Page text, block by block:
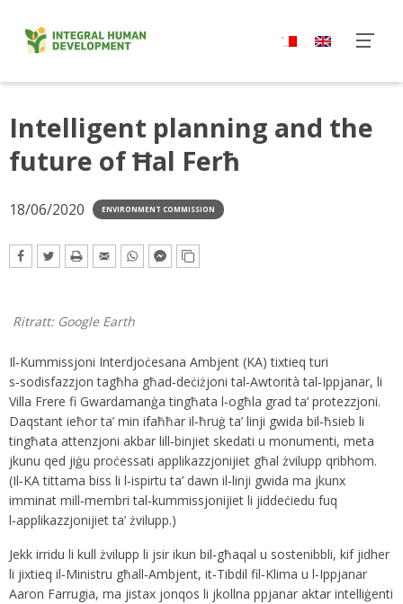
content
Intelligent planning and the
future of Ħal Ferħ
18/06/2020 ENVIRONMENT COMMISSION
Ritratt: Google Earth
Il‑Kummissjoni Interdjoċesana Ambjent (KA) tixtieq turi
s‑sodisfazzjon tagħha għad‑deċiżjoni tal‑Awtorità tal‑Ippjanar, li
Villa Frere fi Gwardamanġa tingħata l‑ogħla grad ta’ protezzjoni.
Daqstant ieħor ta’ min ifaħħar il‑ħruġ ta’ linji gwida bil‑ħsieb li
tingħata attenzjoni akbar lill‑binjiet skedati u monumenti, meta
jkunu qed jiġu proċessati applikazzjonijiet għal żvilupp qribhom.
(Il‑KA tittama biss li l‑ispirtu ta’ dawn il‑linji gwida ma jkunx
imminat mill‑membri tal‑kummissjonijiet li jiddeċiedu fuq
l‑applikazzjonijiet ta’ żvilupp.)
Jekk irridu li kull żvilupp li jsir ikun bil‑għaqal u sostenibbli, kif jidher
li jixtieq il‑Ministru għall‑Ambjent, it‑Tibdil fil‑Klima u l‑Ippjanar
Aaron Farrugia, ma jistax jonqos li jkollna ppjanar aktar intelliġenti